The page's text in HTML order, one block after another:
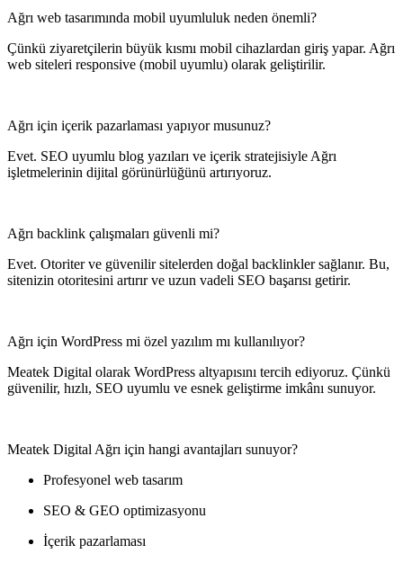
Ağrı web tasarımında mobil uyumluluk neden önemli?
Çünkü ziyaretçilerin büyük kısmı mobil cihazlardan giriş yapar. Ağrı
web siteleri responsive (mobil uyumlu) olarak geliştirilir.
Ağrı için içerik pazarlaması yapıyor musunuz?
Evet. SEO uyumlu blog yazıları ve içerik stratejisiyle Ağrı
işletmelerinin dijital görünürlüğünü artırıyoruz.
Ağrı backlink çalışmaları güvenli mi?
Evet. Otoriter ve güvenilir sitelerden doğal backlinkler sağlanır. Bu,
sitenizin otoritesini artırır ve uzun vadeli SEO başarısı getirir.
Ağrı için WordPress mi özel yazılım mı kullanılıyor?
Meatek Digital olarak WordPress altyapısını tercih ediyoruz. Çünkü
güvenilir, hızlı, SEO uyumlu ve esnek geliştirme imkânı sunuyor.
Meatek Digital Ağrı için hangi avantajları sunuyor?
Profesyonel web tasarım
SEO & GEO optimizasyonu
İçerik pazarlaması